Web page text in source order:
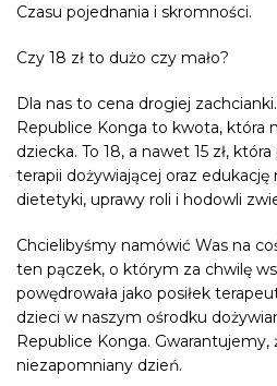
Czasu pojednania i skromności.
Czy 18 zł to dużo czy mało?
Dla nas to cena drogiej
Republice Konga to kwota, która
dziecka. To 18, a nawet 15 zł,
terapii dożywiającej oraz
dietetyki, uprawy roli i hodowli
Chcielibyśmy namówić Was na
ten pączek, o którym za chwilę
powędrowała jako posiłek
dzieci w naszym ośrodku
Republice Konga. Gwarantujemy,
niezapomniany dzień.